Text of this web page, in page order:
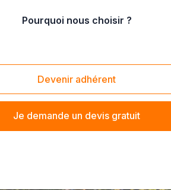
Pourquoi nous choisir ?
Devenir adhérent
Je demande un devis gratuit